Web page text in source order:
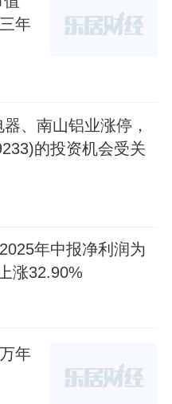
年
、南山铝业涨停，
的投资机会受关
年中报净利润为
涨32.90%
年